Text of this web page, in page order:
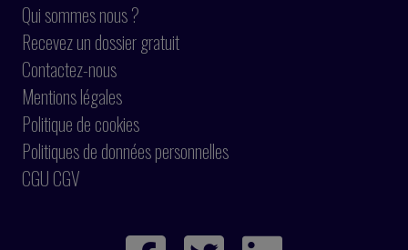
Qui sommes nous ?
Recevez un dossier gratuit
Contactez-nous
Mentions légales
Politique de cookies
Politiques de données personnelles
CGU CGV